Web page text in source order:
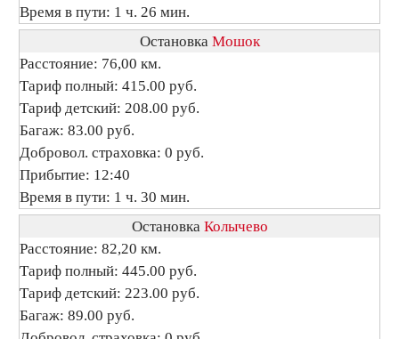
Время в пути: 1 ч. 26 мин.
Остановка Мошок
Расстояние: 76,00 км.
Тариф полный: 415.00 руб.
Тариф детский: 208.00 руб.
Багаж: 83.00 руб.
Добровол. страховка: 0 руб.
Прибытие: 12:40
Время в пути: 1 ч. 30 мин.
Остановка Колычево
Расстояние: 82,20 км.
Тариф полный: 445.00 руб.
Тариф детский: 223.00 руб.
Багаж: 89.00 руб.